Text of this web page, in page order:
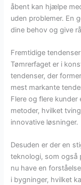
åbent kan hjælpe
uden problemer. En
dine behov og give
Fremtidige
Tømrerfaget er i
tendenser, der
mest markante
Flere og flere
metoder, hvilket
innovative løsninger.
Desuden er der en
teknologi, som også
nu have en
i bygninger, hvilket